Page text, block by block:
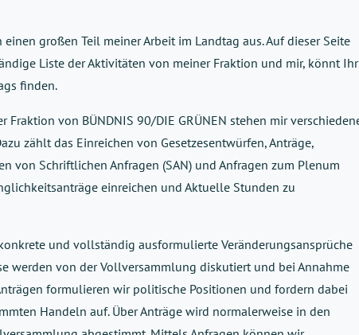
großen Teil meiner Arbeitim Landtag aus.Auf dieser Seite
Liste der Aktivitäten von meiner Fraktion und mir, könnt Ihr
finden.
Fraktion von BÜNDNIS 90/DIE GRÜNEN stehen mir
zählt das Einreichen von Gesetzesentwürfen, Anträge,
von Schriftlichen Anfragen (SAN) und Anfragen zum Plenum
einreichen und Aktuelle Stunden zu
und vollständig ausformulierte Veränderungsansprüche
werden von der Vollversammlung diskutiert und bei Annahme
formulieren wir politische Positionen und fordern dabei
Handeln auf. ÜberAnträge wird normalerweise in den